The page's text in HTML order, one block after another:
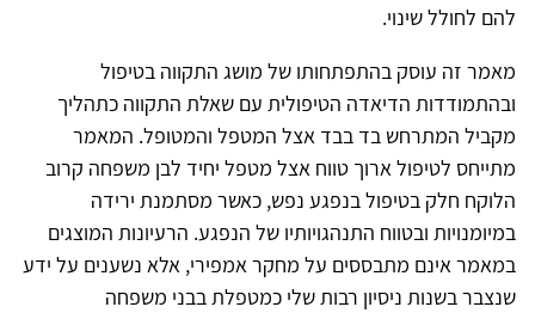
להם לחולל שינוי.
מאמר זה עוסק בהתפתחותו של מושג התקווה בטיפול
ובהתמודדות הדיאדה הטיפולית עם שאלת התקווה כתהליך
מקביל המתרחש בד בבד אצל המטפל והמטופל. המאמר
מתייחס לטיפול ארוך טווח אצל מטפל יחיד לבן משפחה קרוב
הלוקח חלק בטיפול בנפגע נפש, כאשר מסתמנת ירידה
במיומנויות ובטווח התנהגויותיו של הנפגע. הרעיונות המוצגים
במאמר אינם מתבססים על מחקר אמפירי, אלא נשענים על ידע
שנצבר בשנות ניסיון רבות שלי כמטפלת בבני משפחה